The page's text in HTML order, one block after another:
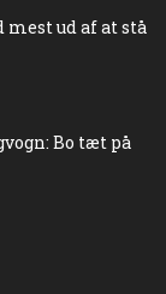
ud af at stå
Bo tæt på